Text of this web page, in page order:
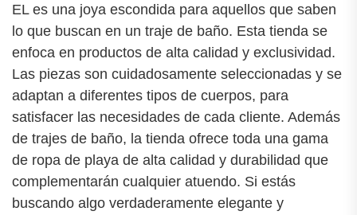
EL es una joya escondida para aquellos que saben
lo que buscan en un traje de baño. Esta tienda se
enfoca en productos de alta calidad y exclusividad.
Las piezas son cuidadosamente seleccionadas y se
adaptan a diferentes tipos de cuerpos, para
satisfacer las necesidades de cada cliente. Además
de trajes de baño, la tienda ofrece toda una gama
de ropa de playa de alta calidad y durabilidad que
complementarán cualquier atuendo. Si estás
buscando algo verdaderamente elegante y